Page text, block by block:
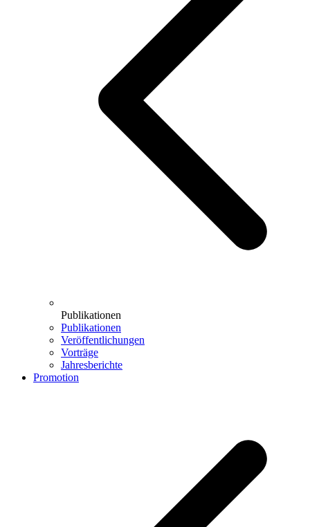
Publikationen
Publikationen
Veröffentlichungen
Vorträge
Jahresberichte
Promotion